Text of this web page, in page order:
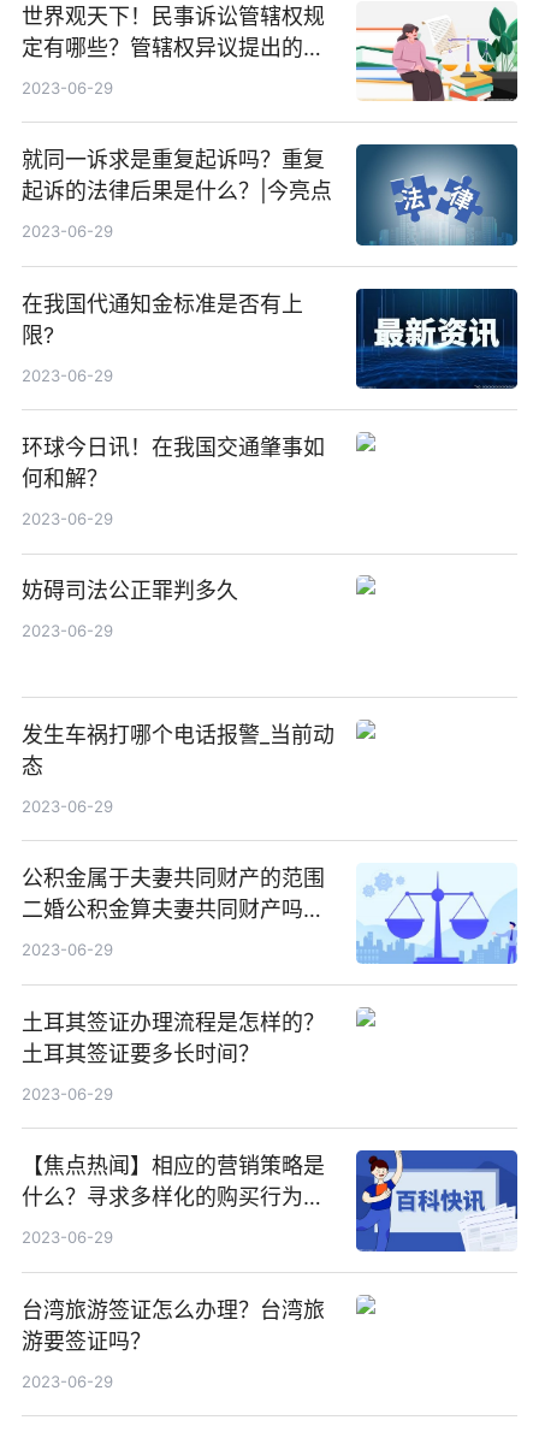
世界观天下！民事诉讼管辖权规
定有哪些？管辖权异议提出的时
间
2023-06-29
就同一诉求是重复起诉吗？重复
起诉的法律后果是什么？|今亮点
2023-06-29
在我国代通知金标准是否有上
限?
2023-06-29
环球今日讯！在我国交通肇事如
何和解？
2023-06-29
妨碍司法公正罪判多久
2023-06-29
发生车祸打哪个电话报警_当前动
态
2023-06-29
公积金属于夫妻共同财产的范围
二婚公积金算夫妻共同财产吗？
热资讯
2023-06-29
土耳其签证办理流程是怎样的？
土耳其签证要多长时间？
2023-06-29
【焦点热闻】相应的营销策略是
什么？寻求多样化的购买行为是
什么？
2023-06-29
台湾旅游签证怎么办理？台湾旅
游要签证吗？
2023-06-29